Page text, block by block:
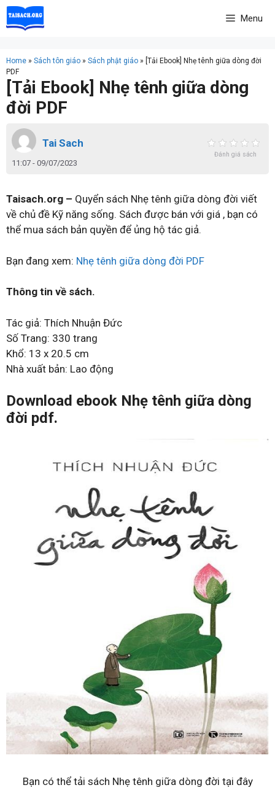
Skip
to
Menu
Home » Sách tôn giáo » Sách phật giáo » [Tải Ebook] Nhẹ tênh giữa dòng đời
PDF
[Tải Ebook] Nhẹ tênh giữa dòng
đời PDF
Tai Sach
11:07 - 09/07/2023
Đánh giá sách
Taisach.org – Quyển sách Nhẹ tênh giữa dòng đời viết
về chủ đề Kỹ năng sống. Sách được bán với giá , bạn có
thể mua sách bản quyền để ủng hộ tác giả.
Bạn đang xem: Nhẹ tênh giữa dòng đời PDF
Thông tin về sách.
Tác giả: Thích Nhuận Đức
Số Trang: 330 trang
Khổ: 13 x 20.5 cm
Nhà xuất bản: Lao động
Download ebook Nhẹ tênh giữa dòng
đời pdf.
Bạn có thể tải sách Nhẹ tênh giữa dòng đời tại đây